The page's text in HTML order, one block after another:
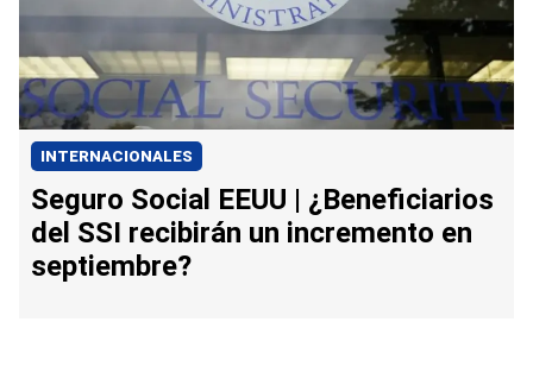
INTERNACIONALES
Seguro Social EEUU | ¿Beneficiarios
del SSI recibirán un incremento en
septiembre?